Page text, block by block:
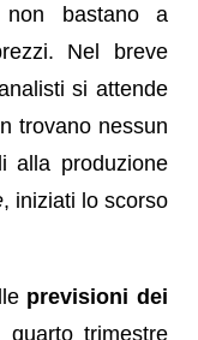
non bastano a
Nel breve
si attende
trovano nessun
alla produzione
, iniziati lo scorso
previsioni dei
trimestre